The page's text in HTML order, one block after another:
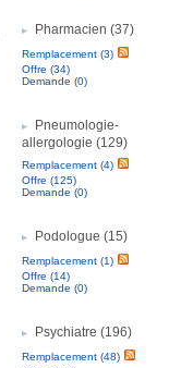
Pharmacien (37)
Remplacement (3)
Offre (34)
Demande (0)
Pneumologie-
allergologie (129)
Remplacement (4)
Offre (125)
Demande (0)
Podologue (15)
Remplacement (1)
Offre (14)
Demande (0)
Psychiatre (196)
Remplacement (48)